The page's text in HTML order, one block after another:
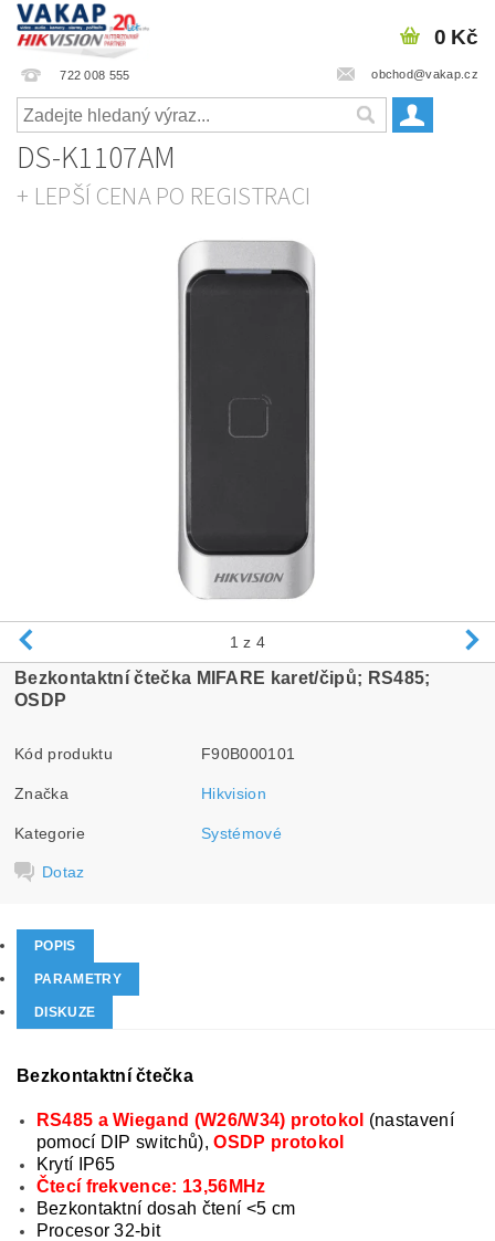
722 008 555 obchod@vakap.cz
0 Kč
DS-K1107AM
+ LEPŠÍ CENA PO REGISTRACI
1 z 4
Bezkontaktní čtečka MIFARE karet/čipů; RS485;
OSDP
Kód produktu F90B000101
Značka Hikvision
Kategorie Systémové
Dotaz
POPIS
PARAMETRY
DISKUZE
Bezkontaktní čtečka
RS485 a Wiegand (W26/W34) protokol (nastavení
pomocí DIP switchů),OSDP protokol
Krytí IP65
Čtecí frekvence: 13,56MHz
Bezkontaktní dosah čtení <5 cm
Procesor 32-bit